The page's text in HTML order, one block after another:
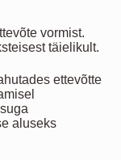
vormist.
täielikult.
ettevõtte
aluseks